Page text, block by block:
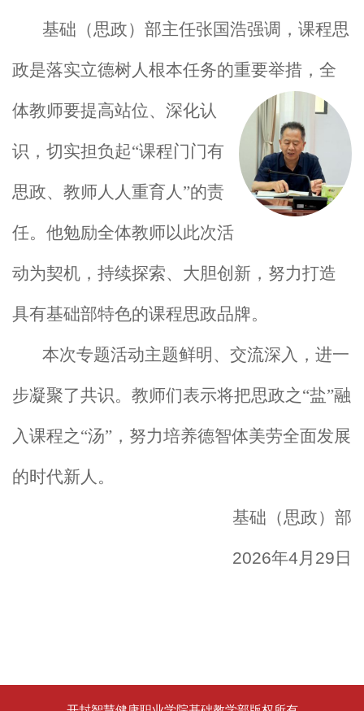
基础（思政）部主任张国浩强调，课程思
政是落实立德树人根本任务的重要举措， 全
体教师要提高站位、深化认
识，切实担负起“课程门门有
思政、教师人人重育人”的责
任。他勉励全体教师以此次活
动为契机，持续探索、大胆创新，努力打造
具有基础部特色的课程思政品牌。
本次专题活动主题鲜明、交流深入，进一
步凝聚了共识。教师们表示将把思政之“盐”融
入课程之“汤”，努力培养德智体美劳全面发展
的时代新人。
基础（思政）部
2026年4月 29 日